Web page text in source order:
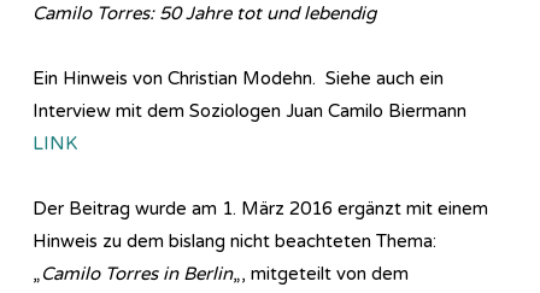
Camilo Torres: 50 Jahre tot und lebendig
Ein Hinweis von Christian Modehn. Siehe auch ein
Interview mit dem Soziologen Juan Camilo Biermann
LINK
Der Beitrag wurde am 1. März 2016 ergänzt mit einem
Hinweis zu dem bislang nicht beachteten Thema:
„Camilo Torres in Berlin„, mitgeteilt von dem